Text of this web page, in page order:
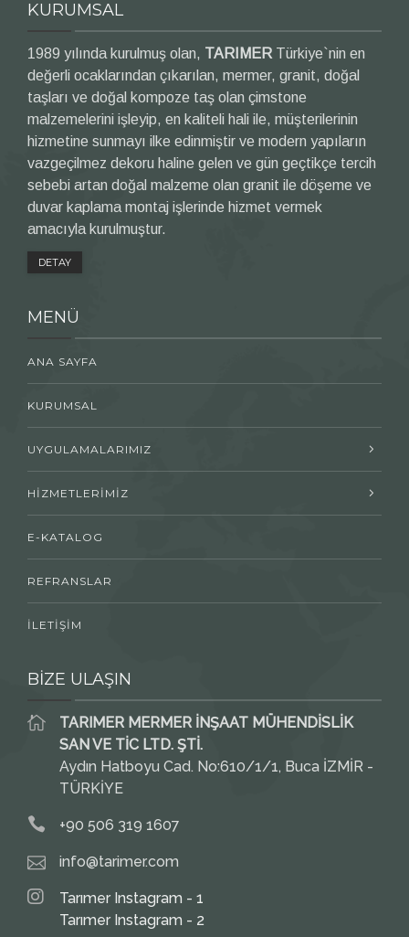
KURUMSAL
1989 yılında kurulmuş olan, TARIMER Türkiye`nin en
değerli ocaklarından çıkarılan, mermer, granit, doğal
taşları ve doğal kompoze taş olan çimstone
malzemelerini işleyip, en kaliteli hali ile, müşterilerinin
hizmetine sunmayı ilke edinmiştir ve modern yapıların
vazgeçilmez dekoru haline gelen ve gün geçtikçe tercih
sebebi artan doğal malzeme olan granit ile döşeme ve
duvar kaplama montaj işlerinde hizmet vermek
amacıyla kurulmuştur.
DETAY
MENÜ
ANA SAYFA
KURUMSAL
UYGULAMALARIMIZ
HİZMETLERİMİZ
E-KATALOG
REFRANSLAR
İLETİŞİM
BİZE ULAŞIN
TARIMER MERMER İNŞAAT MÜHENDİSLİK
SAN VE TİC LTD. ŞTİ.
Aydın Hatboyu Cad. No:610/1/1, Buca İZMİR -
TÜRKİYE
+90 506 319 1607
info@tarimer.com
Tarımer Instagram - 1
Tarımer Instagram - 2